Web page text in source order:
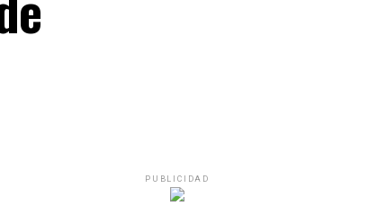
PUBLICIDAD